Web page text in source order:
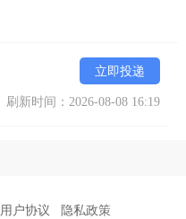
立即投递
刷新时间：2026-08-08 16:19
用户协议 隐私政策